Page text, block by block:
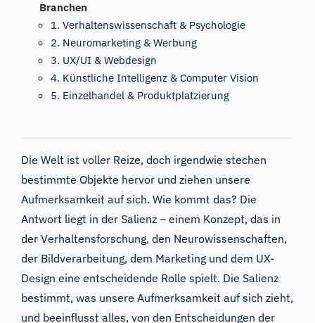
Branchen
1. Verhaltenswissenschaft & Psychologie
2. Neuromarketing & Werbung
3. UX/UI & Webdesign
4. Künstliche Intelligenz & Computer Vision
5. Einzelhandel & Produktplatzierung
Die Welt ist voller Reize, doch irgendwie stechen
bestimmte Objekte hervor und ziehen unsere
Aufmerksamkeit auf sich. Wie kommt das? Die
Antwort liegt in der Salienz – einem Konzept, das in
der Verhaltensforschung, den Neurowissenschaften,
der Bildverarbeitung, dem Marketing und dem UX-
Design eine entscheidende Rolle spielt. Die Salienz
bestimmt, was unsere Aufmerksamkeit auf sich zieht,
und beeinflusst alles, von den Entscheidungen der